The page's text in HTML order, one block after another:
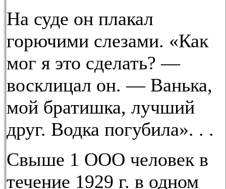
На суде он плакал
горючими слезами. «Как
мог я это сделать? —
восклицал он. — Ванька,
мой братишка, лучший
друг. Водка погубила». . .
Свыше 1 ООО человек в
течение 1929 г. в одном